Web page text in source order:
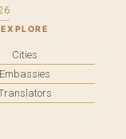
EXPLORE
Cities
Embassies